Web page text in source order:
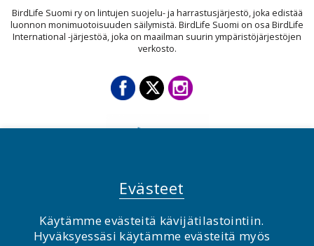
BirdLife Suomi ry on lintujen suojelu- ja harrastusjärjestö, joka edistää
luonnon monimuotoisuuden säilymistä. BirdLife Suomi on osa BirdLife
International -järjestöä, joka on maailman suurin ympäristöjärjestöjen
verkosto.
© BirdLife Suomi ry 2026
Evästeet
Käytämme evästeitä kävijätilastointiin.
Hyväksyessäsi käytämme evästeitä myös